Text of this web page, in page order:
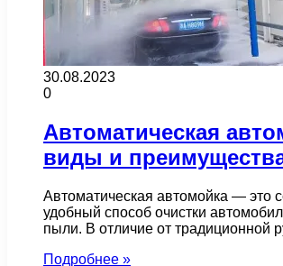
30.08.2023
0
Автоматическая
виды и
Автоматическая автомойка — это
удобный способ очистки
пыли. В отличие от традиционной
Подробнее »